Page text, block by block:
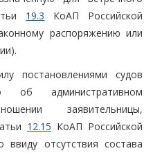
19.3 КоАП Российской
распоряжению или
постановлениями судов
административном
заявительницы,
12.15 КоАП Российской
отсутствия состава